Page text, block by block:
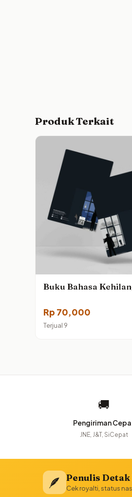
Produk Terkait
Buku Bahasa
Rp 70,000
Terjual 9
🚚
Pengiriman
JNE, J&T, SiCepat
🪶 Penulis Detak
Cek royalti, status